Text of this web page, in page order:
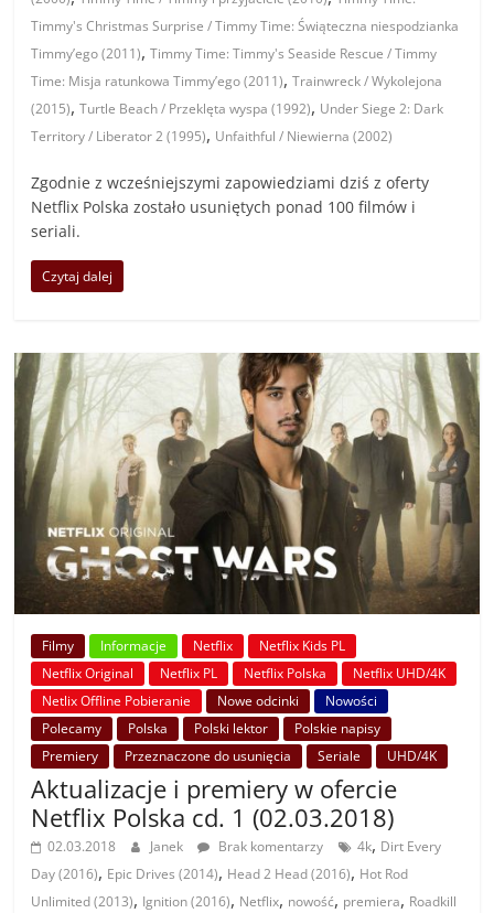
Timmy's Christmas Surprise / Timmy Time: Świąteczna niespodzianka
Timmy’ego (2011),Timmy Time: Timmy's Seaside Rescue / Timmy
Time: Misja ratunkowa Timmy’ego (2011),Trainwreck / Wykolejona
(2015),Turtle Beach / Przeklęta wyspa (1992), Under Siege 2: Dark
Territory / Liberator 2 (1995), Unfaithful / Niewierna (2002)
Zgodnie z wcześniejszymi zapowiedziami dziś z oferty
Netflix Polska zostało usuniętych ponad 100 filmów i
seriali.
Czytaj dalej
Filmy Informacje Netflix
Netflix Kids PL
Netflix Original
Netflix PL Netflix Polska
Netflix UHD/4K
Netlix Offline Pobieranie
Nowe odcinki
Nowości
Polecamy
Polska Polski lektor
Polskie napisy
Premiery
Przeznaczone do usunięcia Seriale UHD/4K
Aktualizacje i premiery w ofercie
Netflix Polska cd. 1 (02.03.2018)
02.03.2018 Janek Brak komentarzy 4k, Dirt Every
Day (2016), Epic Drives (2014), Head 2 Head (2016), Hot Rod
Unlimited (2013), Ignition (2016), Netflix, nowość, premiera, Roadkill